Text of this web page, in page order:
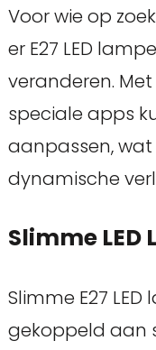
Voor wie op
er E27 LED
veranderen.
speciale apps
aanpassen,
dynamische
Slimme LED
Slimme E27
gekoppeld aan